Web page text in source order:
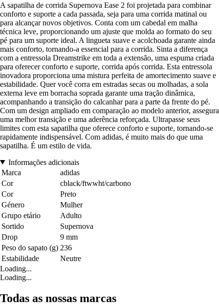
A sapatilha de corrida Supernova Ease 2 foi projetada para combinar
conforto e suporte a cada passada, seja para uma corrida matinal ou
para alcançar novos objetivos. Conta com um cabedal em malha
técnica leve, proporcionando um ajuste que molda ao formato do seu
pé para um suporte ideal. A lingueta suave e acolchoada garante ainda
mais conforto, tornando-a essencial para a corrida. Sinta a diferença
com a entressola Dreamstrike em toda a extensão, uma espuma criada
para oferecer conforto e suporte, corrida após corrida. Esta entressola
inovadora proporciona uma mistura perfeita de amortecimento suave e
estabilidade. Quer você corra em estradas secas ou molhadas, a sola
externa leve em borracha soprada garante uma tração dinâmica,
acompanhando a transição do calcanhar para a parte da frente do pé.
Com um design ampliado em comparação ao modelo anterior, assegura
uma melhor transição e uma aderência reforçada. Ultrapasse seus
limites com esta sapatilha que oferece conforto e suporte, tornando-se
rapidamente indispensável. Com adidas, é muito mais do que uma
sapatilha. É um estilo de vida.
Informações adicionais
Marca
adidas
Cor
cblack/ftwwht/carbono
Cor
Preto
Género
Mulher
Grupo etário
Adulto
Sortido
Supernova
Drop
9 mm
Peso do sapato (g) 236
Estabilidade
Neutre
Loading...
Loading...
Todas as nossas marcas